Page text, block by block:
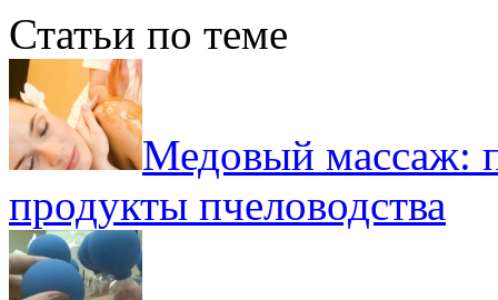
Статьи по теме
Медовый массаж:
продукты пчеловодства